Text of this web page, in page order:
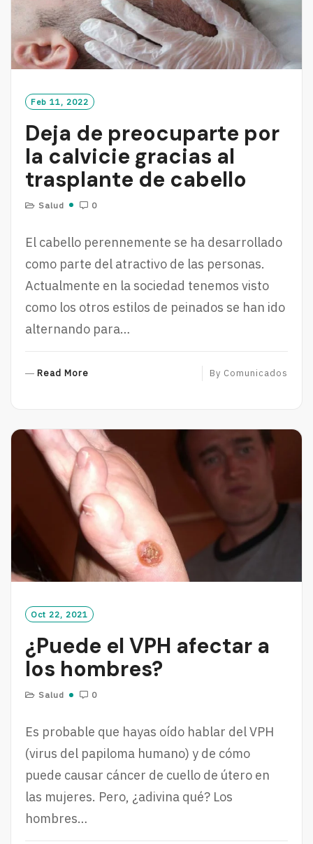
Feb 11, 2022
Deja de preocuparte por
la calvicie gracias al
trasplante de cabello
Salud 0
El cabello perennemente se ha desarrollado
como parte del atractivo de las personas.
Actualmente en la sociedad tenemos visto
como los otros estilos de peinados se han ido
alternando para…
Read More
M
O
R
By Comunicados
Oct 22, 2021
¿Puede el VPH afectar a
los hombres?
Salud 0
Es probable que hayas oído hablar del VPH
(virus del papiloma humano) y de cómo
puede causar cáncer de cuello de útero en
las mujeres. Pero, ¿adivina qué? Los
hombres…